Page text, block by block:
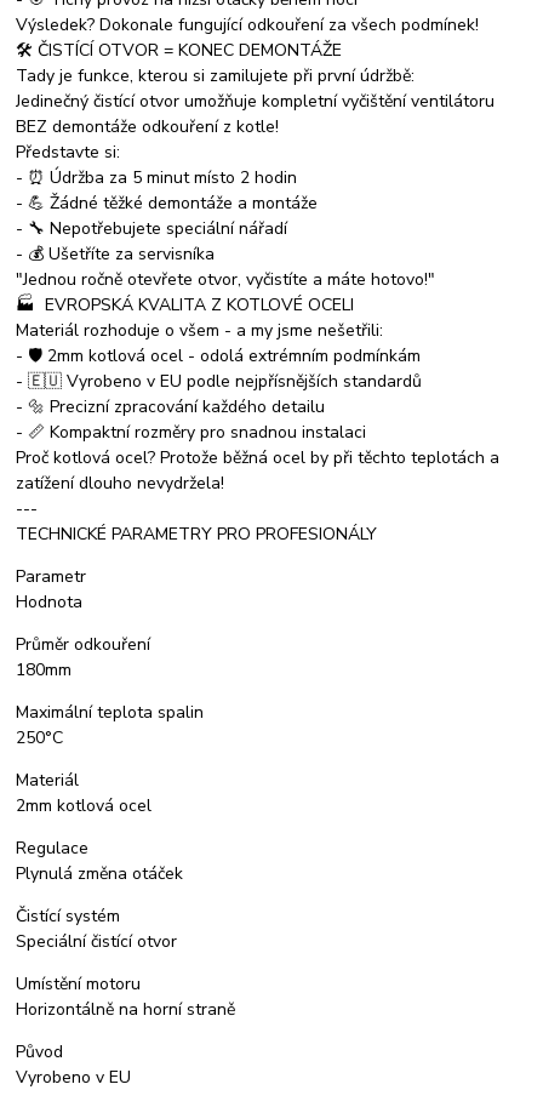
Výsledek? Dokonale fungující odkouření za všech podmínek!
🛠️ ČISTÍCÍ OTVOR = KONEC DEMONTÁŽE
Tady je funkce, kterou si zamilujete při první údržbě:
Jedinečný čistící otvor umožňuje kompletní vyčištění ventilátoru
BEZ demontáže odkouření z kotle!
Představte si:
- ⏰ Údržba za 5 minut místo 2 hodin
- 💪 Žádné těžké demontáže a montáže
- 🔧 Nepotřebujete speciální nářadí
- 💰 Ušetříte za servisníka
"Jednou ročně otevřete otvor, vyčistíte a máte hotovo!"
🏭 EVROPSKÁ KVALITA Z KOTLOVÉ OCELI
Materiál rozhoduje o všem - a my jsme nešetřili:
- 🛡️ 2mm kotlová ocel - odolá extrémním podmínkám
- 🇪🇺 Vyrobeno v EU podle nejpřísnějších standardů
- 🔩 Precizní zpracování každého detailu
- 📏 Kompaktní rozměry pro snadnou instalaci
Proč kotlová ocel? Protože běžná ocel by při těchto teplotách a
zatížení dlouho nevydržela!
---
TECHNICKÉ PARAMETRY PRO PROFESIONÁLY
Parametr
Hodnota
Průměr odkouření
180mm
Maximální teplota spalin
250°C
Materiál
2mm kotlová ocel
Regulace
Plynulá změna otáček
Čistící systém
Speciální čistící otvor
Umístění motoru
Horizontálně na horní straně
Původ
Vyrobeno v EU